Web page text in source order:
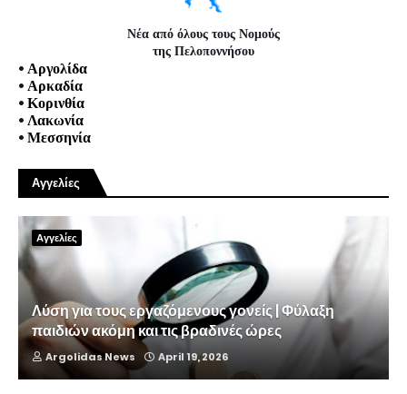
Νέα από όλους τους Νομούς
της Πελοποννήσου
• Αργολίδα
• Αρκαδία
• Κορινθία
• Λακωνία
• Μεσσηνία
Αγγελίες
Αγγελίες
Λύση για τους εργαζόμενους γονείς | Φύλαξη
παιδιών ακόμη και τις βραδινές ώρες
Argolidas News April 19, 2026